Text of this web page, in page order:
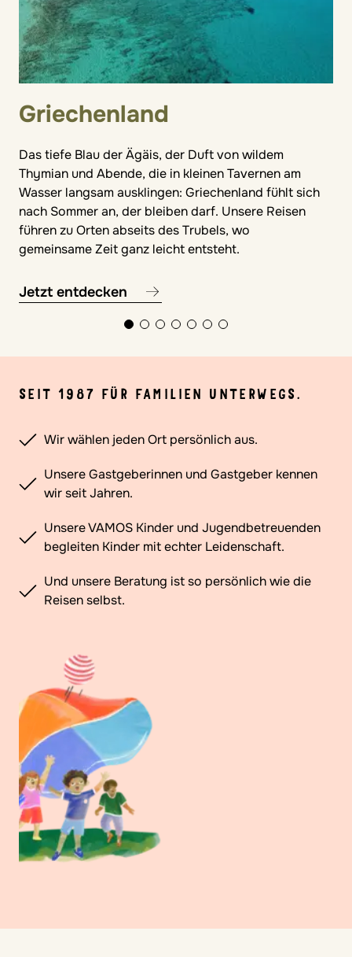
Griechenland
Das tiefe Blau der Ägäis, der Duft von wildem
Thymian und Abende, die in kleinen Tavernen am
Wasser langsam ausklingen: Griechenland fühlt sich
nach Sommer an, der bleiben darf. Unsere Reisen
führen zu Orten abseits des Trubels, wo
gemeinsame Zeit ganz leicht entsteht.
Jetzt entdecken
SEIT 1987 FÜR FAMILIEN UNTERWEGS.
Wir wählen jeden Ort persönlich aus.
Unsere Gastgeberinnen und Gastgeber kennen
wir seit Jahren.
Unsere VAMOS Kinder und Jugendbetreuenden
begleiten Kinder mit echter Leidenschaft.
Und unsere Beratung ist so persönlich wie die
Reisen selbst.